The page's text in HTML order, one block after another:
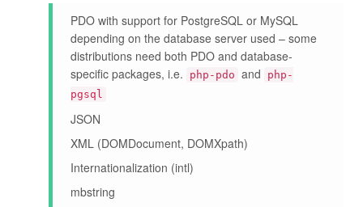
PDO with support for PostgreSQL or MySQL
depending on the database server used – some
distributions need both PDO and database-
specific packages, i.e.
php-pdo and
php-
pgsql
JSON
XML (DOMDocument, DOMXpath)
Internationalization (intl)
mbstring